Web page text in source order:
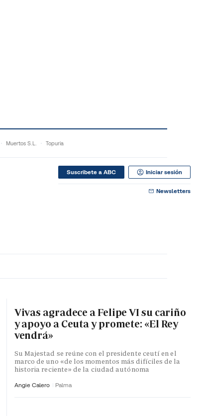
Muertos S.L. Topuria
Suscribete a ABC Iniciar sesión
Newsletters
Vivas agradece a Felipe VI su cariño
y apoyo a Ceuta y promete: «El Rey
vendrá»
Su Majestad se reúne con el presidente ceutí en el
marco de uno «de los momentos más difíciles de la
historia reciente» de la ciudad autónoma
Angie Calero Palma